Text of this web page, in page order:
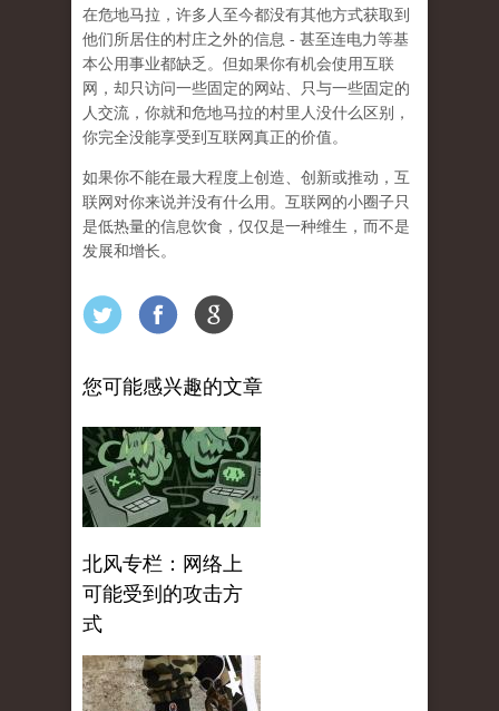
在危地马拉，许多人至今都没有其他方式获取到
他们所居住的村庄之外的信息 - 甚至连电力等基
本公用事业都缺乏。但如果你有机会使用互联
网，却只访问一些固定的网站、只与一些固定的
人交流，你就和危地马拉的村里人没什么区别，
你完全没能享受到互联网真正的价值。
如果你不能在最大程度上创造、创新或推动，互
联网对你来说并没有什么用。互联网的小圈子只
是低热量的信息饮食，仅仅是一种维生，而不是
发展和增长。
您可能感兴趣的文章
北风专栏：网络上
可能受到的攻击方
式